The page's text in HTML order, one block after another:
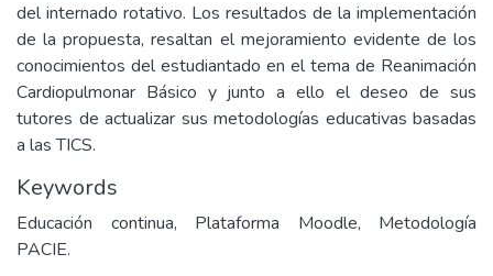
del internado rotativo. Los resultados de la implementación
de la propuesta, resaltan el mejoramiento evidente de los
conocimientos del estudiantado en el tema de Reanimación
Cardiopulmonar Básico y junto a ello el deseo de sus
tutores de actualizar sus metodologías educativas basadas
a las TICS.
Keywords
Educación continua, Plataforma Moodle, Metodología
PACIE.